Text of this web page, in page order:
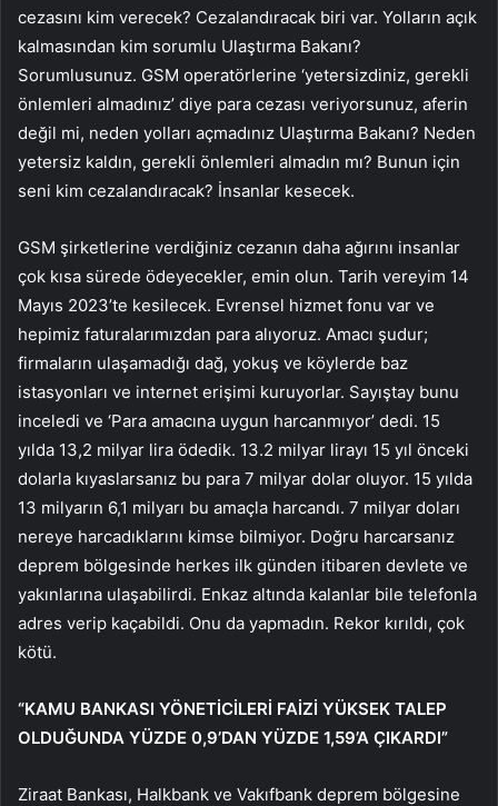
cezasını kim verecek? Cezalandıracak biri var. Yolların açık
kalmasından kim sorumlu Ulaştırma Bakanı?
Sorumlusunuz. GSM operatörlerine ‘yetersizdiniz, gerekli
önlemleri almadınız’ diye para cezası veriyorsunuz, aferin
değil mi, neden yolları açmadınız Ulaştırma Bakanı? Neden
yetersiz kaldın, gerekli önlemleri almadın mı? Bunun için
seni kim cezalandıracak? İnsanlar kesecek.
GSM şirketlerine verdiğiniz cezanın daha ağırını insanlar
çok kısa sürede ödeyecekler, emin olun. Tarih vereyim 14
Mayıs 2023’te kesilecek. Evrensel hizmet fonu var ve
hepimiz faturalarımızdan para alıyoruz. Amacı şudur;
firmaların ulaşamadığı dağ, yokuş ve köylerde baz
istasyonları ve internet erişimi kuruyorlar. Sayıştay bunu
inceledi ve ‘Para amacına uygun harcanmıyor’ dedi. 15
yılda 13,2 milyar lira ödedik. 13.2 milyar lirayı 15 yıl önceki
dolarla kıyaslarsanız bu para 7 milyar dolar oluyor. 15 yılda
13 milyarın 6,1 milyarı bu amaçla harcandı. 7 milyar doları
nereye harcadıklarını kimse bilmiyor. Doğru harcarsanız
deprem bölgesinde herkes ilk günden itibaren devlete ve
yakınlarına ulaşabilirdi. Enkaz altında kalanlar bile telefonla
adres verip kaçabildi. Onu da yapmadın. Rekor kırıldı, çok
kötü.
“KAMU BANKASI YÖNETİCİLERİ FAİZİ YÜKSEK TALEP
OLDUĞUNDA YÜZDE 0,9’DAN YÜZDE 1,59’A ÇIKARDI”
Ziraat Bankası, Halkbank ve Vakıfbank deprem bölgesine